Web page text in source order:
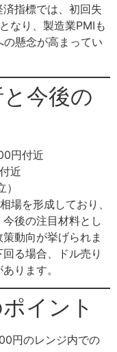
指標では、初回失
なり、製造業PMIも
懸念が高まってい
今後の
円付近
近
場を形成しており、
後の注目材料とし
動向が挙げられま
る場合、ドル売り
ります。
イント
円のレンジ内での